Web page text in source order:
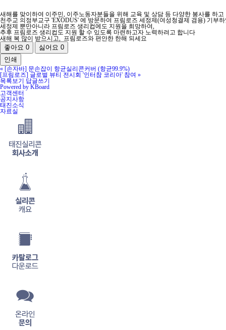
새해를 맞이하여 이주민, 이주노동자분들을 위해 교육 및 상담 등 다양한 봉사를 하
천주교 의정부교구 'EXODUS' 에 방문하여 프림로즈 세정제(여성청결제 겸용) 기부
세정제 뿐만아니라 프림로즈 생리컵에도 지원을 희망하여,
추후 프림로즈 생리컵도 지원 할 수 있도록 마련하고자 노력하려고 합니다
새해 복 많이 받으시고, 프림로즈와 편안한 한해 되세요
좋아요 0 싫어요 0
인쇄
« [손자바] 문손잡이 항균실리콘커버 (항균99.9%)
[프림로즈] 글로벌 뷰티 전시회 '인터참 코리아' 참여 »
목록보기
답글쓰기
Powered by KBoard
고객센터
공지사항
태진소식
자료실